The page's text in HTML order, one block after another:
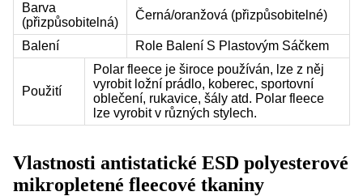
Barva
(přizpůsobitelná)
Černá/oranžová (přizpůsobitelné)
Balení Role Balení S Plastovým Sáčkem
Použití
Polar fleece je široce používán, lze z něj
vyrobit ložní prádlo, koberec, sportovní
oblečení, rukavice, šály atd. Polar fleece
lze vyrobit v různých stylech.
Vlastnosti antistatické ESD polyesterové
mikropletené fleecové tkaniny